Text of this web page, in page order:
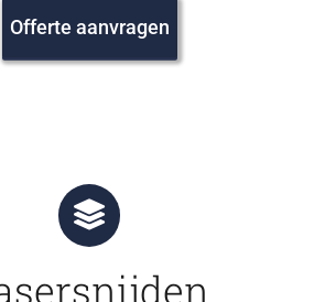
Offerte aanvragen